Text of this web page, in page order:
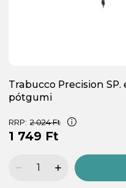
Trabucco Precision
pótgumi
RRP: 2 024 Ft
1 749 Ft